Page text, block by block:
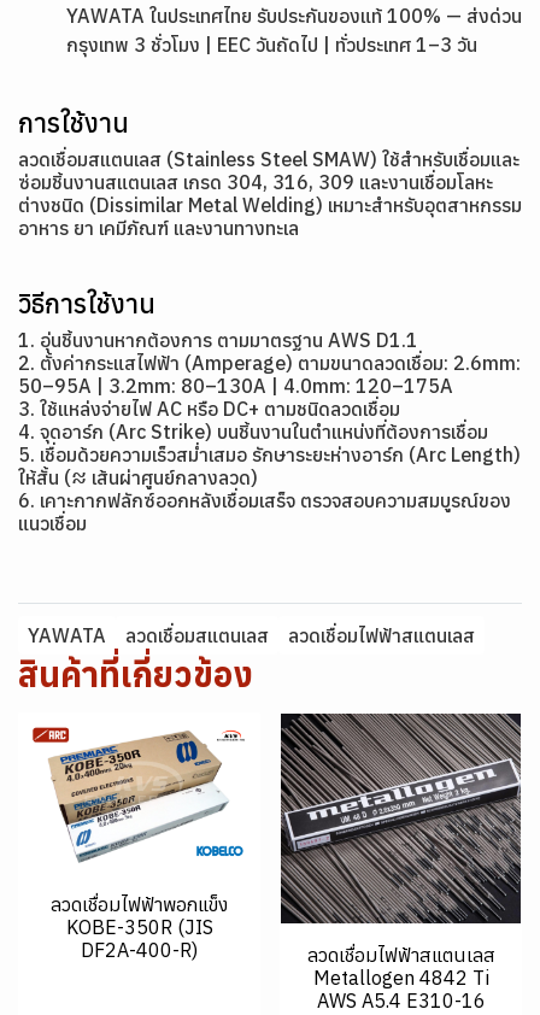
YAWATA ในประเทศไทย รับประกันของแท้ 100% — ส่งด่วน
กรุงเทพ 3 ชั่วโมง | EEC วันถัดไป | ทั่วประเทศ 1–3 วัน
การใช้งาน
ลวดเชื่อมสแตนเลส (Stainless Steel SMAW) ใช้สำหรับเชื่อมและ
ซ่อมชิ้นงานสแตนเลส เกรด 304, 316, 309 และงานเชื่อมโลหะ
ต่างชนิด (Dissimilar Metal Welding) เหมาะสำหรับอุตสาหกรรม
อาหาร ยา เคมีภัณฑ์ และงานทางทะเล
วิธีการใช้งาน
1. อุ่นชิ้นงานหากต้องการ ตามมาตรฐาน AWS D1.1
2. ตั้งค่ากระแสไฟฟ้า (Amperage) ตามขนาดลวดเชื่อม: 2.6mm:
50–95A | 3.2mm: 80–130A | 4.0mm: 120–175A
3. ใช้แหล่งจ่ายไฟ AC หรือ DC+ ตามชนิดลวดเชื่อม
4. จุดอาร์ก (Arc Strike) บนชิ้นงานในตำแหน่งที่ต้องการเชื่อม
5. เชื่อมด้วยความเร็วสม่ำเสมอ รักษาระยะห่างอาร์ก (Arc Length)
ให้สั้น (≈ เส้นผ่าศูนย์กลางลวด)
6. เคาะกากฟลักซ์ออกหลังเชื่อมเสร็จ ตรวจสอบความสมบูรณ์ของ
แนวเชื่อม
YAWATA ลวดเชื่อมสแตนเลส ลวดเชื่อมไฟฟ้าสแตนเลส
สินค้าที่เกี่ยวข้อง
ลวดเชื่อมไฟฟ้าพอกแข็ง
KOBE-350R (JIS
DF2A-400-R)
ลวดเชื่อมไฟฟ้าสแตนเลส
Metallogen 4842 Ti
AWS A5.4 E310-16